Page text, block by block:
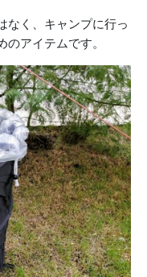
なく、キャンプに行っ
アイテムです。